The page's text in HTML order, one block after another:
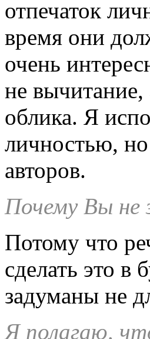
отпечаток
время они
очень
не
облика. Я
личностью,
авторов.
Почему Вы не
Потому что
сделать это
задуманы не
Я полагаю,